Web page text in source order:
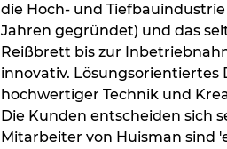
die Hoch- und
Jahren gegründet) und das
Reißbrett bis zur
innovativ. Lösungsorientiertes
hochwertiger Technik und
Die Kunden entscheiden sich
Mitarbeiter von Huisman sind